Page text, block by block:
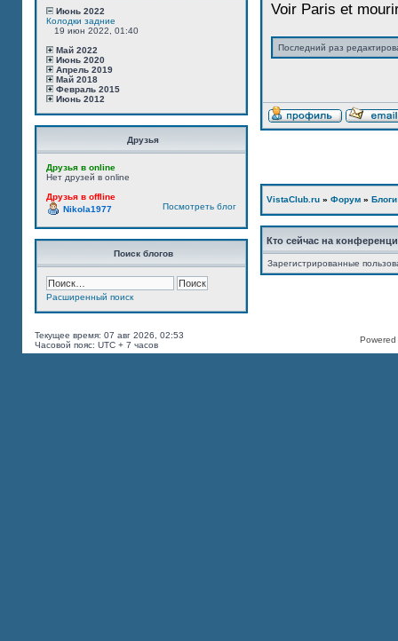
Июнь 2022
Колодки задние
19 июн 2022, 01:40
Май 2022
Июнь 2020
Апрель 2019
Май 2018
Февраль 2015
Июнь 2012
Друзья
Друзья в online
Нет друзей в online
Друзья в offline
Посмотреть блог
Nikola1977
Поиск блогов
Расширенный поиск
Voir Paris et
Последний раз
VistaClub.ru » Форум » Блоги
Кто сейчас на
Зарегистрированные
Текущее время: 07 авг 2026, 02:53
Часовой пояс: UTC + 7 часов